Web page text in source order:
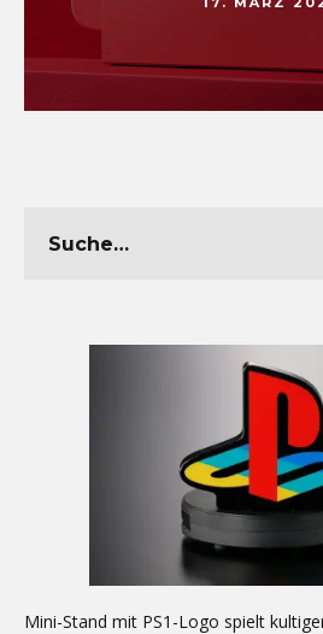
Mini-Stand mit PS1-Logo spielt